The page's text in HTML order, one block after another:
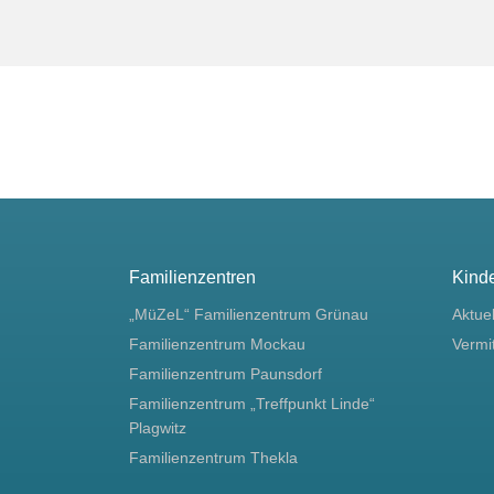
Familienzentren
„MüZeL“ Familienzentrum Grünau
Familienzentrum Mockau
Familienzentrum Paunsdorf
Familienzentrum „Treffpunkt Linde“
Plagwitz
Familienzentrum Thekla